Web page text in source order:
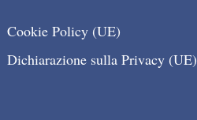
Cookie Policy (UE)
Dichiarazione sulla Privacy (UE)